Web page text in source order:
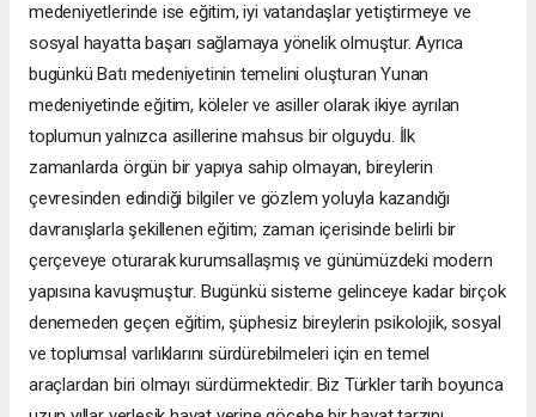
medeniyetlerinde ise eğitim, iyi vatandaşlar yetiştirmeye ve
sosyal hayatta başarı sağlamaya yönelik olmuştur. Ayrıca
bugünkü Batı medeniyetinin temelini oluşturan Yunan
medeniyetinde eğitim, köleler ve asiller olarak ikiye ayrılan
toplumun yalnızca asillerine mahsus bir olguydu. İlk
zamanlarda örgün bir yapıya sahip olmayan, bireylerin
çevresinden edindiği bilgiler ve gözlem yoluyla kazandığı
davranışlarla şekillenen eğitim; zaman içerisinde belirli bir
çerçeveye oturarak kurumsallaşmış ve günümüzdeki modern
yapısına kavuşmuştur. Bugünkü sisteme gelinceye kadar birçok
denemeden geçen eğitim, şüphesiz bireylerin psikolojik, sosyal
ve toplumsal varlıklarını sürdürebilmeleri için en temel
araçlardan biri olmayı sürdürmektedir. Biz Türkler tarih boyunca